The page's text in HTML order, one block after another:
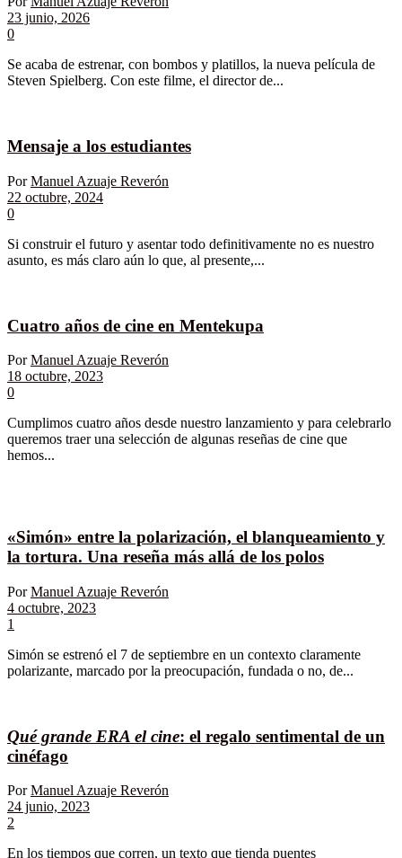
23 junio, 2026
0
Se acaba de estrenar, con bombos y platillos, la nueva película de
Steven Spielberg. Con este filme, el director de...
Mensaje a los estudiantes
Por Manuel Azuaje Reverón
22 octubre, 2024
0
Si construir el futuro y asentar todo definitivamente no es nuestro
asunto, es más claro aún lo que, al presente,...
Cuatro años de cine en Mentekupa
Por Manuel Azuaje Reverón
18 octubre, 2023
0
Cumplimos cuatro años desde nuestro lanzamiento y para celebrarlo
queremos traer una selección de algunas reseñas de cine que
hemos...
«Simón» entre la polarización, el blanqueamiento y
la tortura. Una reseña más allá de los polos
Por Manuel Azuaje Reverón
4 octubre, 2023
1
Simón se estrenó el 7 de septiembre en un contexto claramente
polarizante, marcado por la preocupación, fundada o no, de...
Qué grande ERA el cine: el regalo sentimental de un
cinéfago
Por Manuel Azuaje Reverón
24 junio, 2023
2
En los tiempos que corren, un texto que tienda puentes